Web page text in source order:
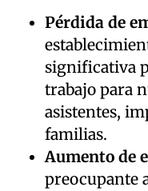
Pérdida de
significativa
trabajo para
asistentes,
familias.
Aumento de
preocupante